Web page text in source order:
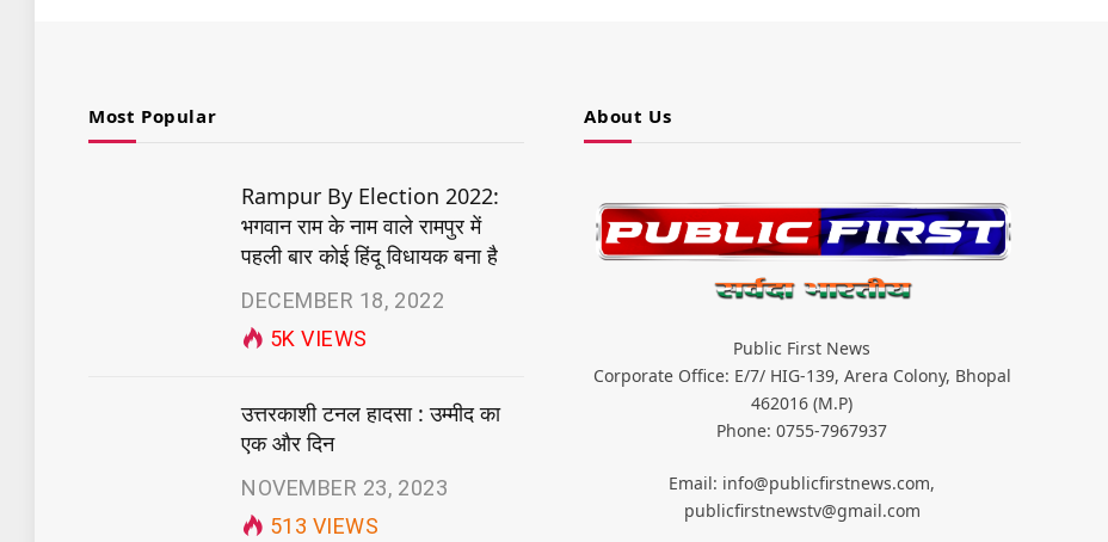
Most Popular
Rampur By Election 2022:
भगवान राम के नाम वाले रामपुर में
पहली बार कोई हिंदू विधायक बना है
DECEMBER 18, 2022
5KVIEWS
उत्तरकाशी टनल हादसा : उम्मीद का
एक और दिन
NOVEMBER 23, 2023
513 VIEWS
About Us
Public First News
Corporate Office: E/7/ HIG-139, Arera Colony, Bhopal
462016 (M.P)
Phone: 0755-7967937
Email: info@publicfirstnews.com,
publicfirstnewstv@gmail.com